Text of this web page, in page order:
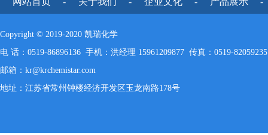
Copyright © 2019-2020 凯瑞化学
电 话：0519-86896136 手机：洪经理 15961209877 传真：0519-82059235
邮箱：kr@krchemistar.com
地址：江苏省常州钟楼经济开发区玉龙南路178号